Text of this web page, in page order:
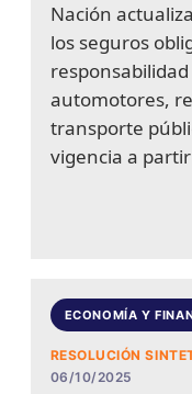
Nación
los seguros
automotores,
transporte
vigencia a
ECONOMÍA Y
RESOLUCIÓN
06/10/2025